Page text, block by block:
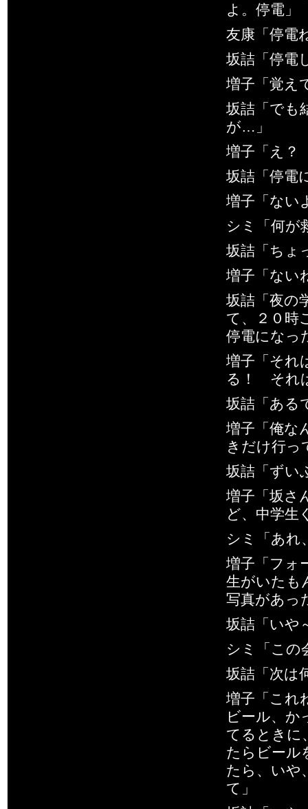
よ。停電」
友康「停電
坂詰「停電
増子「覚え
坂詰「でも
が…」
増子「え
坂詰「停電
増子「ない
シミ「何が
坂詰「ちょ
増子「な
坂詰「夜の
て、２０時
停電になっ
増子「それ
る！ それ
坂詰「あ
増子「俺な
きだけ行っ
坂詰「ずい
増子「坂さ
ど、中学生
シミ「あれ
増子「フォ
生がいたも
写真があっ
坂詰「いや
シミ「この
坂詰「次は
増子「これ
ビール、か
てるときに
たらビール
たら、いや
て」